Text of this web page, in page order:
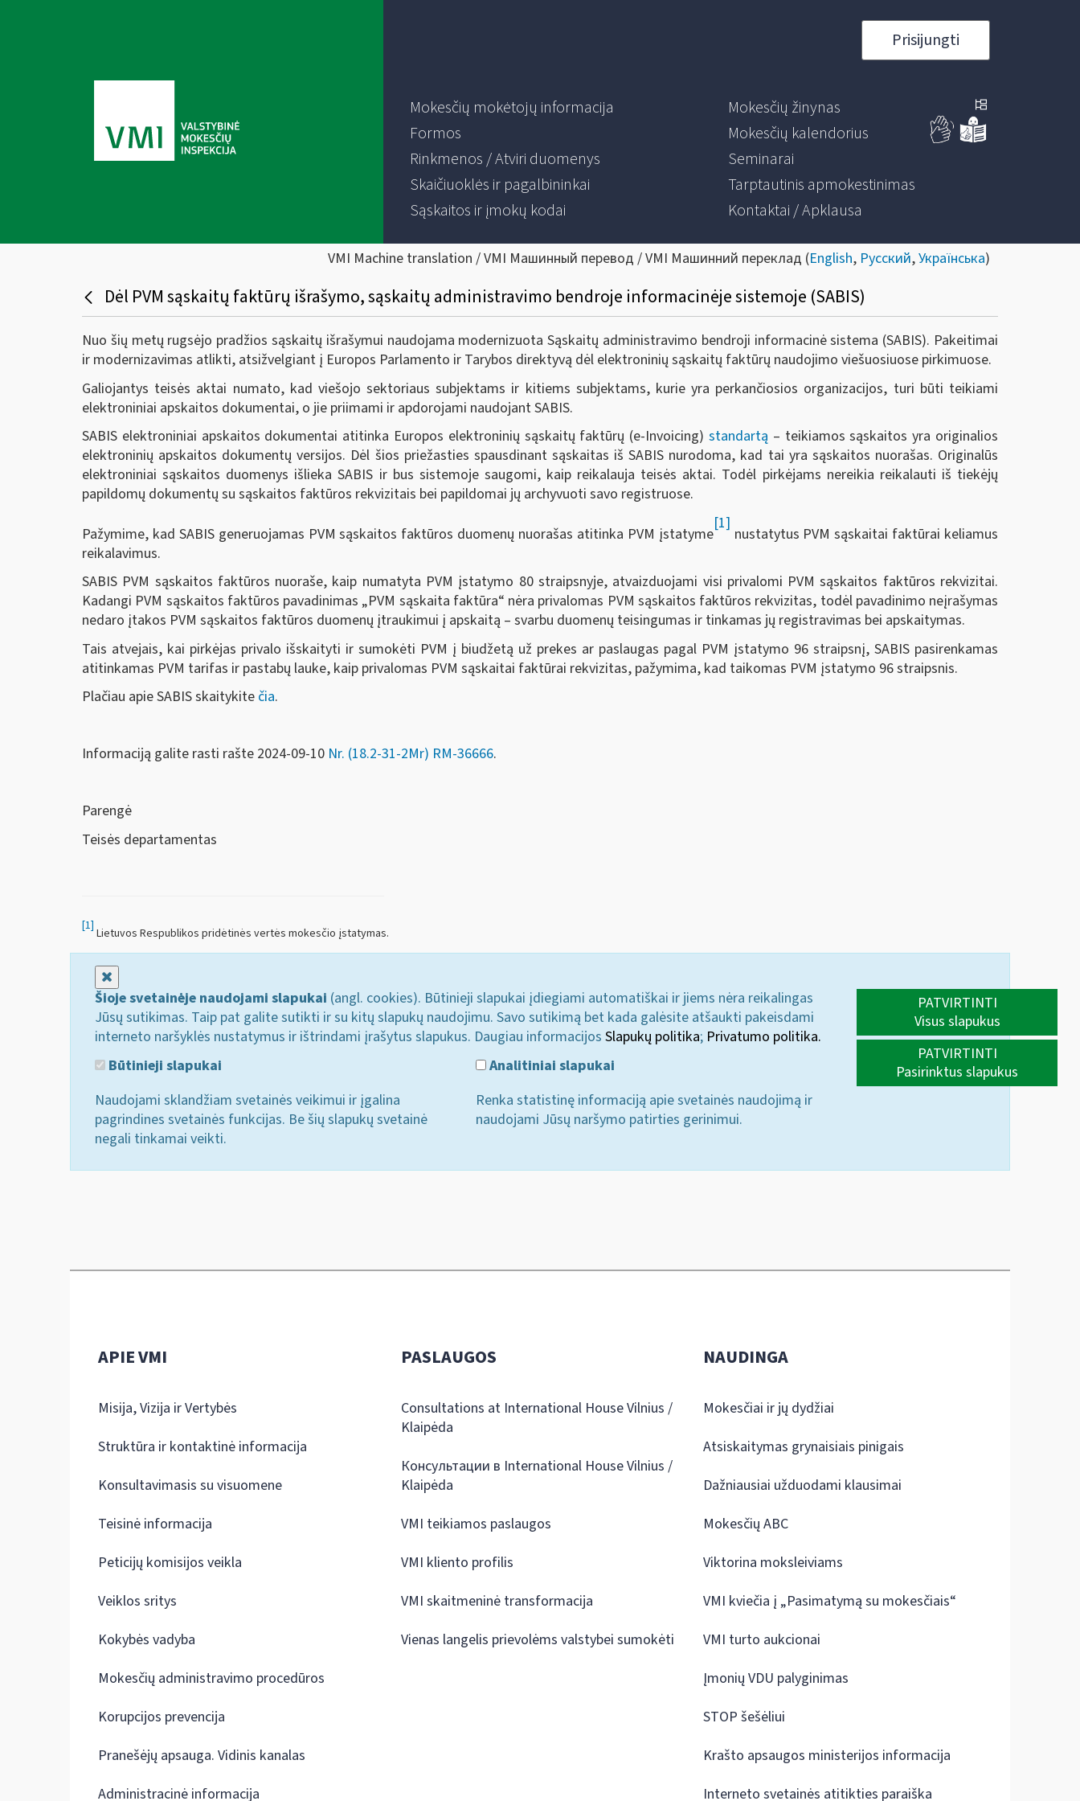
Prisijungti
Mokesčių mokėtojų informacija
Formos
Rinkmenos / Atviri duomenys
Skaičiuoklės ir pagalbininkai
Sąskaitos ir įmokų kodai
Mokesčių žinynas
Mokesčių kalendorius
Seminarai
Tarptautinis apmokestinimas
Kontaktai / Apklausa
VMI Machine translation / VMI Машинный перевод / VMI Машинний переклад (English, Русский,Українська)
Dėl PVM sąskaitų faktūrų išrašymo, sąskaitų administravimo bendroje informacinėje sistemoje (SABIS)
Nuo šių metų rugsėjo pradžios sąskaitų išrašymui naudojama modernizuota Sąskaitų administravimo bendroji informacinė sistema (SABIS). Pakeitimai
ir modernizavimas atlikti, atsižvelgiant į Europos Parlamento ir Tarybos direktyvą dėl elektroninių sąskaitų faktūrų naudojimo viešuosiuose pirkimuose.
Galiojantys teisės aktai numato, kad viešojo sektoriaus subjektams ir kitiems subjektams, kurie yra perkančiosios organizacijos, turi būti teikiami
elektroniniai apskaitos dokumentai, o jie priimami ir apdorojami naudojant SABIS.
SABIS elektroniniai apskaitos dokumentai atitinka Europos elektroninių sąskaitų faktūrų (e-Invoicing) standartą – teikiamos sąskaitos yra originalios
elektroninių apskaitos dokumentų versijos. Dėl šios priežasties spausdinant sąskaitas iš SABIS nurodoma, kad tai yra sąskaitos nuorašas. Originalūs
elektroniniai sąskaitos duomenys išlieka SABIS ir bus sistemoje saugomi, kaip reikalauja teisės aktai. Todėl pirkėjams nereikia reikalauti iš tiekėjų
papildomų dokumentų su sąskaitos faktūros rekvizitais bei papildomai jų archyvuoti savo registruose.
Pažymime, kad SABIS generuojamas PVM sąskaitos faktūros duomenų nuorašas atitinka PVM įstatyme
[1]
nustatytus PVM sąskaitai faktūrai keliamus
reikalavimus.
SABIS PVM sąskaitos faktūros nuoraše, kaip numatyta PVM įstatymo 80 straipsnyje, atvaizduojami visi privalomi PVM sąskaitos faktūros rekvizitai.
Kadangi PVM sąskaitos faktūros pavadinimas „PVM sąskaita faktūra“ nėra privalomas PVM sąskaitos faktūros rekvizitas, todėl pavadinimo neįrašymas
nedaro įtakos PVM sąskaitos faktūros duomenų įtraukimui į apskaitą – svarbu duomenų teisingumas ir tinkamas jų registravimas bei apskaitymas.
Tais atvejais, kai pirkėjas privalo išskaityti ir sumokėti PVM į biudžetą už prekes ar paslaugas pagal PVM įstatymo 96 straipsnį, SABIS pasirenkamas
atitinkamas PVM tarifas ir pastabų lauke, kaip privalomas PVM sąskaitai faktūrai rekvizitas, pažymima, kad taikomas PVM įstatymo 96 straipsnis.
Plačiau apie SABIS skaitykite čia.
Informaciją galite rasti rašte 2024-09-10 Nr. (18.2-31-2Mr) RM-36666.
Parengė
Teisės departamentas
[1]
Lietuvos Respublikos pridėtinės vertės mokesčio įstatymas.
Šioje svetainėje naudojami slapukai (angl. cookies). Būtinieji slapukai įdiegiami automatiškai ir jiems nėra reikalingas
Jūsų sutikimas. Taip pat galite sutikti ir su kitų slapukų naudojimu. Savo sutikimą bet kada galėsite atšaukti pakeisdami
interneto naršyklės nustatymus ir ištrindami įrašytus slapukus. Daugiau informacijos Slapukų politika; Privatumo politika.
Būtinieji slapukai
Naudojami sklandžiam svetainės veikimui ir įgalina
pagrindines svetainės funkcijas. Be šių slapukų svetainė
negali tinkamai veikti.
Analitiniai slapukai
Renka statistinę informaciją apie svetainės naudojimą ir
naudojami Jūsų naršymo patirties gerinimui.
PATVIRTINTI
Visus slapukus
PATVIRTINTI
Pasirinktus slapukus
APIE VMI
Misija, Vizija ir Vertybės
Struktūra ir kontaktinė informacija
Konsultavimasis su visuomene
Teisinė informacija
Peticijų komisijos veikla
Veiklos sritys
Kokybės vadyba
Mokesčių administravimo procedūros
Korupcijos prevencija
Pranešėjų apsauga. Vidinis kanalas
Administracinė informacija
PASLAUGOS
Consultations at International House Vilnius /
Klaipėda
Консультации в International House Vilnius /
Klaipėda
VMI teikiamos paslaugos
VMI kliento profilis
VMI skaitmeninė transformacija
Vienas langelis prievolėms valstybei sumokėti
NAUDINGA
Mokesčiai ir jų dydžiai
Atsiskaitymas grynaisiais pinigais
Dažniausiai užduodami klausimai
Mokesčių ABC
Viktorina moksleiviams
VMI kviečia į „Pasimatymą su mokesčiais“
VMI turto aukcionai
Įmonių VDU palyginimas
STOP šešėliui
Krašto apsaugos ministerijos informacija
Interneto svetainės atitikties paraiška